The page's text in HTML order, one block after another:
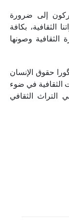
إلى ضرورة
الثقافية، بكافة
وصونها
حقوق الإنسان
الثقافية في ضوء
التراث الثقافي